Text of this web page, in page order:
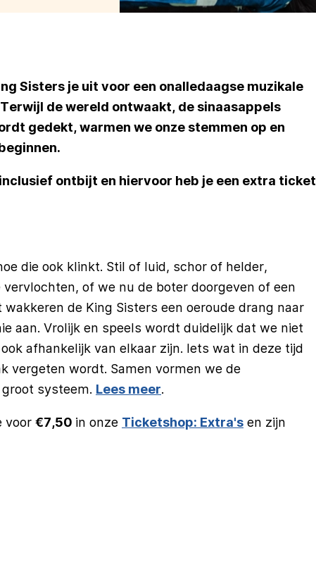
Sisters je uit voor een onalledaagse muzikale
de wereld ontwaakt, de sinaasappels
gedekt, warmen we onze stemmen op en
ontbijt en hiervoor heb je een extra ticket
die ook klinkt. Stil of luid, schor of helder,
of we nu de boter doorgeven of een
de King Sisters een oeroude drang naar
aan. Vrolijk en speels wordt duidelijk dat we niet
afhankelijk van elkaar zijn. Iets wat in deze tijd
vergeten wordt. Samen vormen we de
systeem. Lees meer.
voor €7,50 in onze Ticketshop: Extra's en zijn